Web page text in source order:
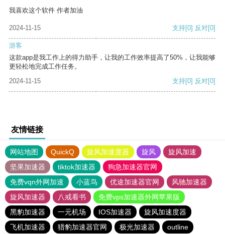
我喜欢这个软件 作者加油
2024-11-15 支持[0] 反对[0]
游客
这款app是我工作上的得力助手，让我的工作效率提高了50%，让我能够
更轻松地完成工作任务。
2024-11-15
支持[0] 反对[0]
友情链接
网站地图 QuickQ 旋风加速度器 旋风
旋风加速
坚果加速器
tiktok加速器
狗急加速器官网
免费vqn外网加速
小蓝鸟 优途加速器官网
风驰加速器
旋风加速器
八戒看书
免费vps加速器外网苹果版
黑豹加速器
一元机场 IOS加速器
旋风加速度器
飞机加速器
猎豹加速器官网 极光加速器 outline